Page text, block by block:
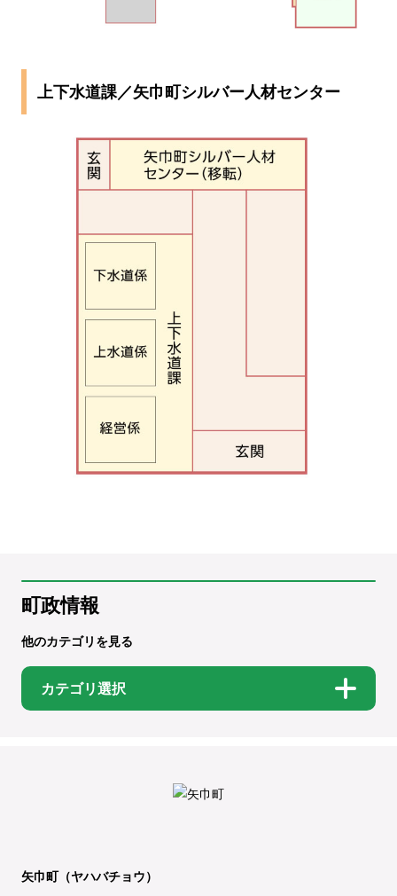
上下水道課／矢巾町シルバー人材センター
町政情報
他のカテゴリを見る
カテゴリ選択
矢巾町（ヤハバチョウ）